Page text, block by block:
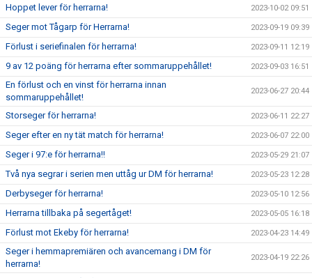
Hoppet lever för herrarna! 2023-10-02 09:51
Seger mot Tågarp för Herrarna! 2023-09-19 09:39
Förlust i seriefinalen för herrarna! 2023-09-11 12:19
9 av 12 poäng för herrarna efter sommaruppehållet! 2023-09-03 16:51
En förlust och en vinst för herrarna innan
sommaruppehållet!
2023-06-27 20:44
Storseger för herrarna! 2023-06-11 22:27
Seger efter en ny tät match för herrarna! 2023-06-07 22:00
Seger i 97:e för herrarna!! 2023-05-29 21:07
Två nya segrar i serien men uttåg ur DM för herrarna! 2023-05-23 12:28
Derbyseger för herrarna! 2023-05-10 12:56
Herrarna tillbaka på segertåget! 2023-05-05 16:18
Förlust mot Ekeby för herrarna! 2023-04-23 14:49
Seger i hemmapremiären och avancemang i DM för
herrarna!
2023-04-19 22:26